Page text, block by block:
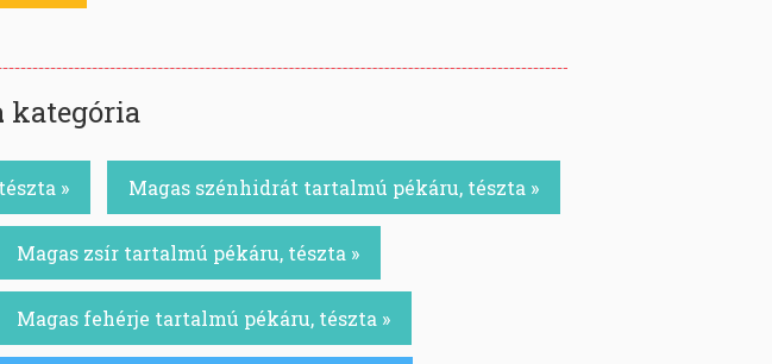
kategória
» Magas szénhidrát tartalmú pékáru, tészta »
Magas zsír tartalmú pékáru, tészta »
Magas fehérje tartalmú pékáru, tészta »